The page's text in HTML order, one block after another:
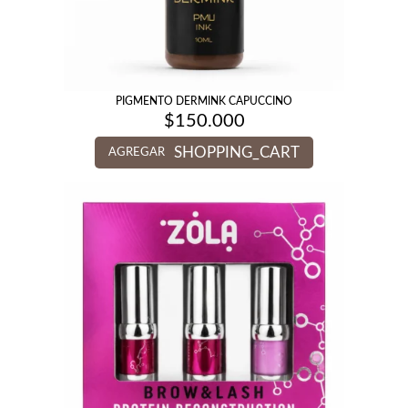
PIGMENTO DERMINK CAPUCCINO
$150.000
AGREGAR SHOPPING_CART